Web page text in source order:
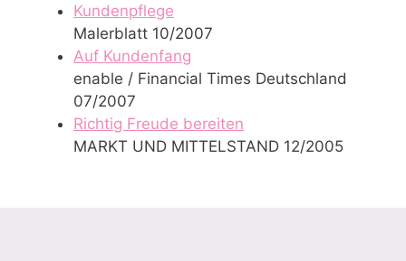
Kundenpflege
Malerblatt 10/2007
Auf Kundenfang
enable / Financial Times Deutschland
07/2007
Richtig Freude bereiten
MARKT UND MITTELSTAND 12/2005